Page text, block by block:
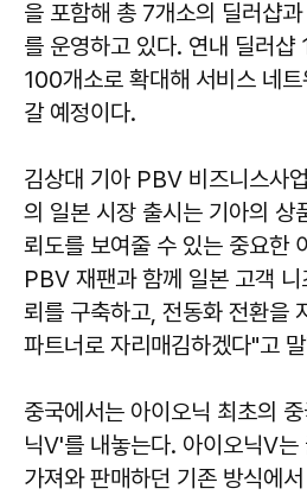
을 포함해 총 7개소의 딜러샵
를 운영하고 있다. 연내 딜러샵
100개소로 확대해 서비스 네
갈 예정이다.
김상대 기아 PBV 비즈니스사
의 일본 시장 출시는 기아의 상
뢰도를 보여줄 수 있는 중요한
PBV 재팬과 함께 일본 고객
뢰를 구축하고, 전동화 전환을
파트너로 자리매김하겠다"고
중국에서는 아이오닉 최초의
닉V'를 내놓는다. 아이오닉V
가져와 판매하던 기존 방식에